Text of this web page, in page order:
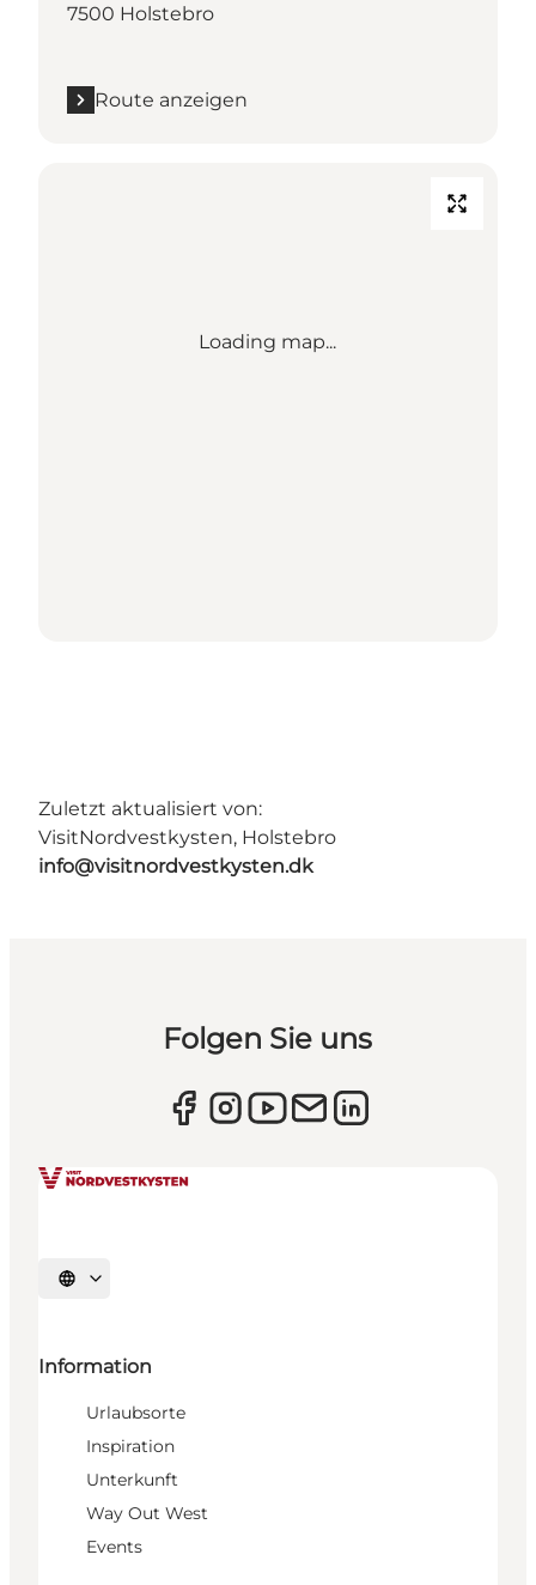
7500 Holstebro
Route anzeigen
Loading map...
Zuletzt aktualisiert von:
VisitNordvestkysten, Holstebro
info@visitnordvestkysten.dk
Folgen Sie uns
Sprache auswählen
Information
Urlaubsorte
Inspiration
Unterkunft
Way Out West
Events